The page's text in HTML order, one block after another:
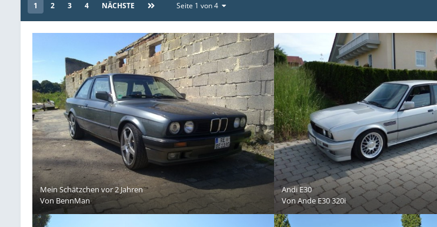
1 2 3 4 NÄCHSTE Seite 1 von 4
Mein Schätzchen vor 2 Jahren
VonBennMan
Andi E30
VonAnde E30 320i